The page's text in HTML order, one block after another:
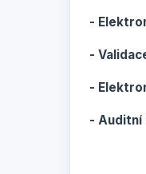
-
-
-
- Auditní